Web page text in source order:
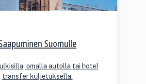
Suomulle
omalla autolla tai hotel
transfer kuljetuksella.